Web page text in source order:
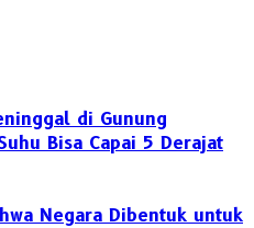
di Gunung
Bisa Capai 5 Derajat
Negara Dibentuk untuk